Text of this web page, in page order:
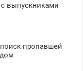
с выпускниками
пропавшей